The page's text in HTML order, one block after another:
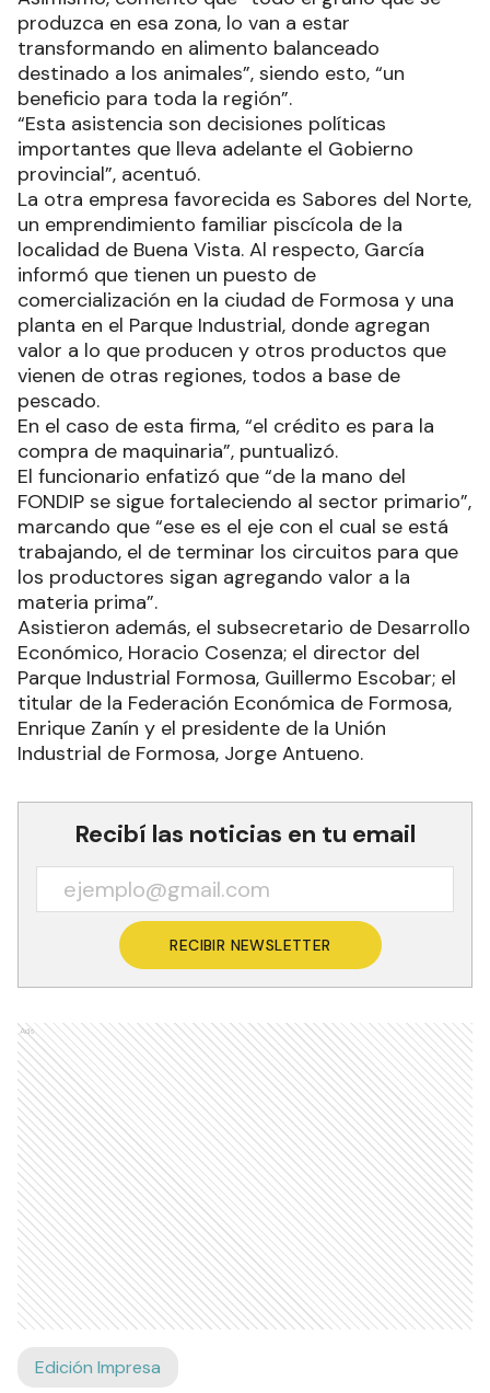
produzca en esa zona, lo van a estar
transformando en alimento balanceado
destinado a los animales”, siendo esto, “un
beneficio para toda la región”.
“Esta asistencia son decisiones políticas
importantes que lleva adelante el Gobierno
provincial”, acentuó.
La otra empresa favorecida es Sabores del Norte,
un emprendimiento familiar piscícola de la
localidad de Buena Vista. Al respecto, García
informó que tienen un puesto de
comercialización en la ciudad de Formosa y una
planta en el Parque Industrial, donde agregan
valor a lo que producen y otros productos que
vienen de otras regiones, todos a base de
pescado.
En el caso de esta firma, “el crédito es para la
compra de maquinaria”, puntualizó.
El funcionario enfatizó que “de la mano del
FONDIP se sigue fortaleciendo al sector primario”,
marcando que “ese es el eje con el cual se está
trabajando, el de terminar los circuitos para que
los productores sigan agregando valor a la
materia prima”.
Asistieron además, el subsecretario de Desarrollo
Económico, Horacio Cosenza; el director del
Parque Industrial Formosa, Guillermo Escobar; el
titular de la Federación Económica de Formosa,
Enrique Zanín y el presidente de la Unión
Industrial de Formosa, Jorge Antueno.
Recibí las noticias en tu email
RECIBIR NEWSLETTER
Ads
Edición Impresa